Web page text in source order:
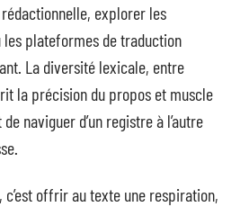
explorer les
plateformes de traduction
La diversité lexicale, entre
la précision du propos et muscle
naviguer d’un registre à l’autre
c’est offrir au texte une respiration,